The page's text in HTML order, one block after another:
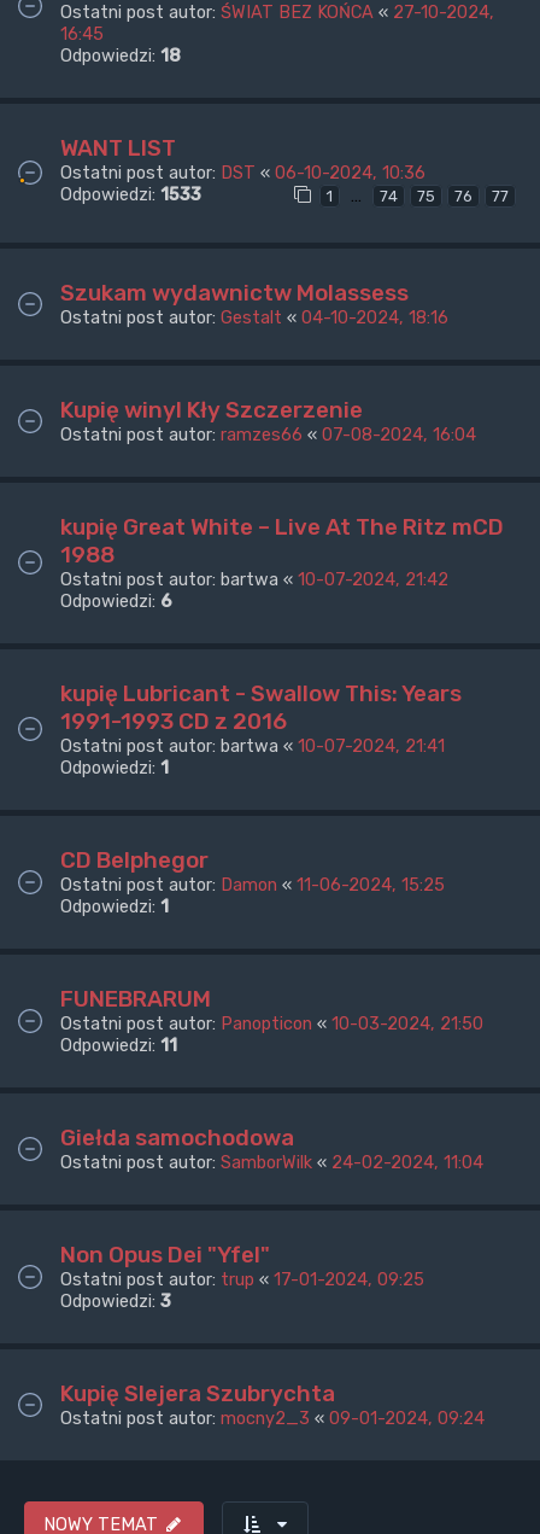
Ostatni post autor: ŚWIAT BEZ KOŃCA « 27-10-2024,
16:45
Odpowiedzi: 18
WANT LIST
Ostatni post autor: DST « 06-10-2024, 10:36
Odpowiedzi: 1533 1 … 74 75 76 77
Szukam wydawnictw Molassess
Ostatni post autor: Gestalt « 04-10-2024, 18:16
Kupię winyl Kły Szczerzenie
Ostatni post autor: ramzes66 « 07-08-2024, 16:04
kupię Great White – Live At The Ritz mCD
1988
Ostatni post autor: bartwa « 10-07-2024, 21:42
Odpowiedzi: 6
kupię Lubricant - Swallow This: Years
1991-1993 CD z 2016
Ostatni post autor: bartwa « 10-07-2024, 21:41
Odpowiedzi: 1
CD Belphegor
Ostatni post autor: Damon « 11-06-2024, 15:25
Odpowiedzi: 1
FUNEBRARUM
Ostatni post autor: Panopticon « 10-03-2024, 21:50
Odpowiedzi: 11
Giełda samochodowa
Ostatni post autor: SamborWilk « 24-02-2024, 11:04
Non Opus Dei "Yfel"
Ostatni post autor: trup « 17-01-2024, 09:25
Odpowiedzi: 3
Kupię Slejera Szubrychta
Ostatni post autor: mocny2_3 « 09-01-2024, 09:24
NOWY TEMAT